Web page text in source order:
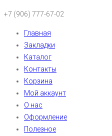
+7 (906) 777-67-02
Главная
Закладки
Каталог
Контакты
Корзина
Мой аккаунт
О нас
Оформление
Полезное